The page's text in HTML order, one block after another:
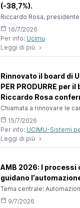
(-38,7%).
Riccardo Rosa,
gli effetti
attendere i prossimi mesi
fiducia per questa misura
fino a settembre 2028”.
2026, l’indice degli ordini
UCIMU-SISTEMI PER
del -25,8% rispetto al per
16/7/2026
Per info: Ucimu
Leggi di più
Rinnovato il board di
PER PRODURRE per
Riccardo Rosa
Chiamata a rinnovare le
l’assemblea dei soci di
PRODURRE - che si è
ha confermato Riccardo
della associazione dei
macchine utensili, robot e
Fondazione UCIMU (art.5-
(ROSA, Rescaldina MI), in
15/7/2026
Per info: UCIMU-Sistemi
Leggi di più
AMB 2026: I
guidano
Tema centrale:
Schwarzkopf (VDMA)
collaborativi, intelligenza
9/7/2026